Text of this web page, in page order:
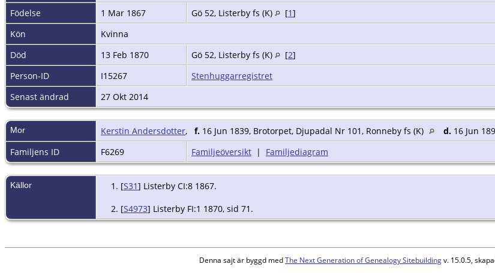
Födelse
1 Mar 1867 Gö 52, Listerby fs (K) [1]
Kön
Kvinna
Död
13 Feb 1870 Gö 52, Listerby fs (K) [2]
Person-ID
I15267
Stenhuggarregistret
Senast ändrad
27 Okt 2014
Mor Kerstin Andersdotter, f. 16 Jun 1839, Brotorpet, Djupadal Nr 101, Ronneby fs (K) d. 16 Jun
Familjens ID
F6269 Familjeöversikt | Familjediagram
Källor [S31] Listerby CI:8 1867.
[S4973] Listerby FI:1 1870, sid 71.
Denna sajt är byggd medThe Next Generation of Genealogy Sitebuildingv. 15.0.5,